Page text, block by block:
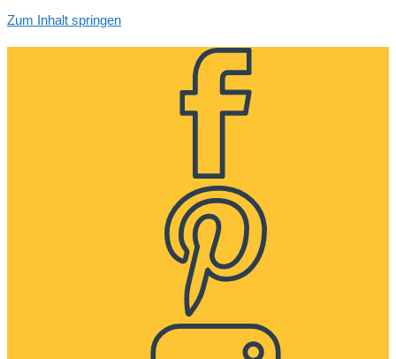
Zum Inhalt springen